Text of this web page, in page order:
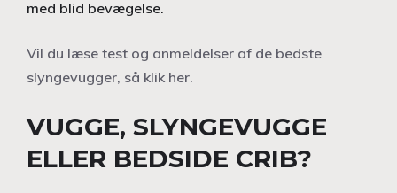
med blid bevægelse.
Vil du læse test og anmeldelser af de bedste
slyngevugger, så klik her.
VUGGE, SLYNGEVUGGE
ELLER BEDSIDE CRIB?